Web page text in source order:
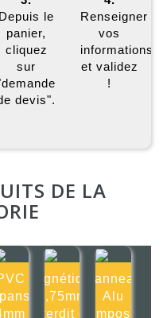
Depuis le
panier,
cliquez
sur
devis".
Renseigner
vos
informations
et validez
!
DE LA
Magnétique
0,75mm
Interdit de
Panneau
Alu
composite